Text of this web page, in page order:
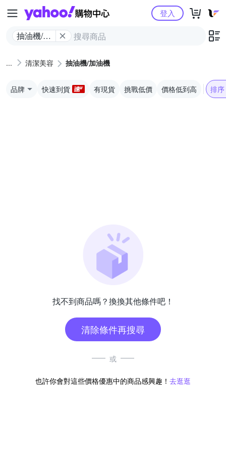
Yahoo購物中心
抽油機/加
登入
清潔美容 抽油機/加油機
品牌 快速到貨 有現貨 挑戰低價 價格低到高 排序
找不到商品嗎？換換其他條件吧！
清除條件再搜尋
或
也許你會對這些價格優惠中的商品感興趣！ 去逛逛